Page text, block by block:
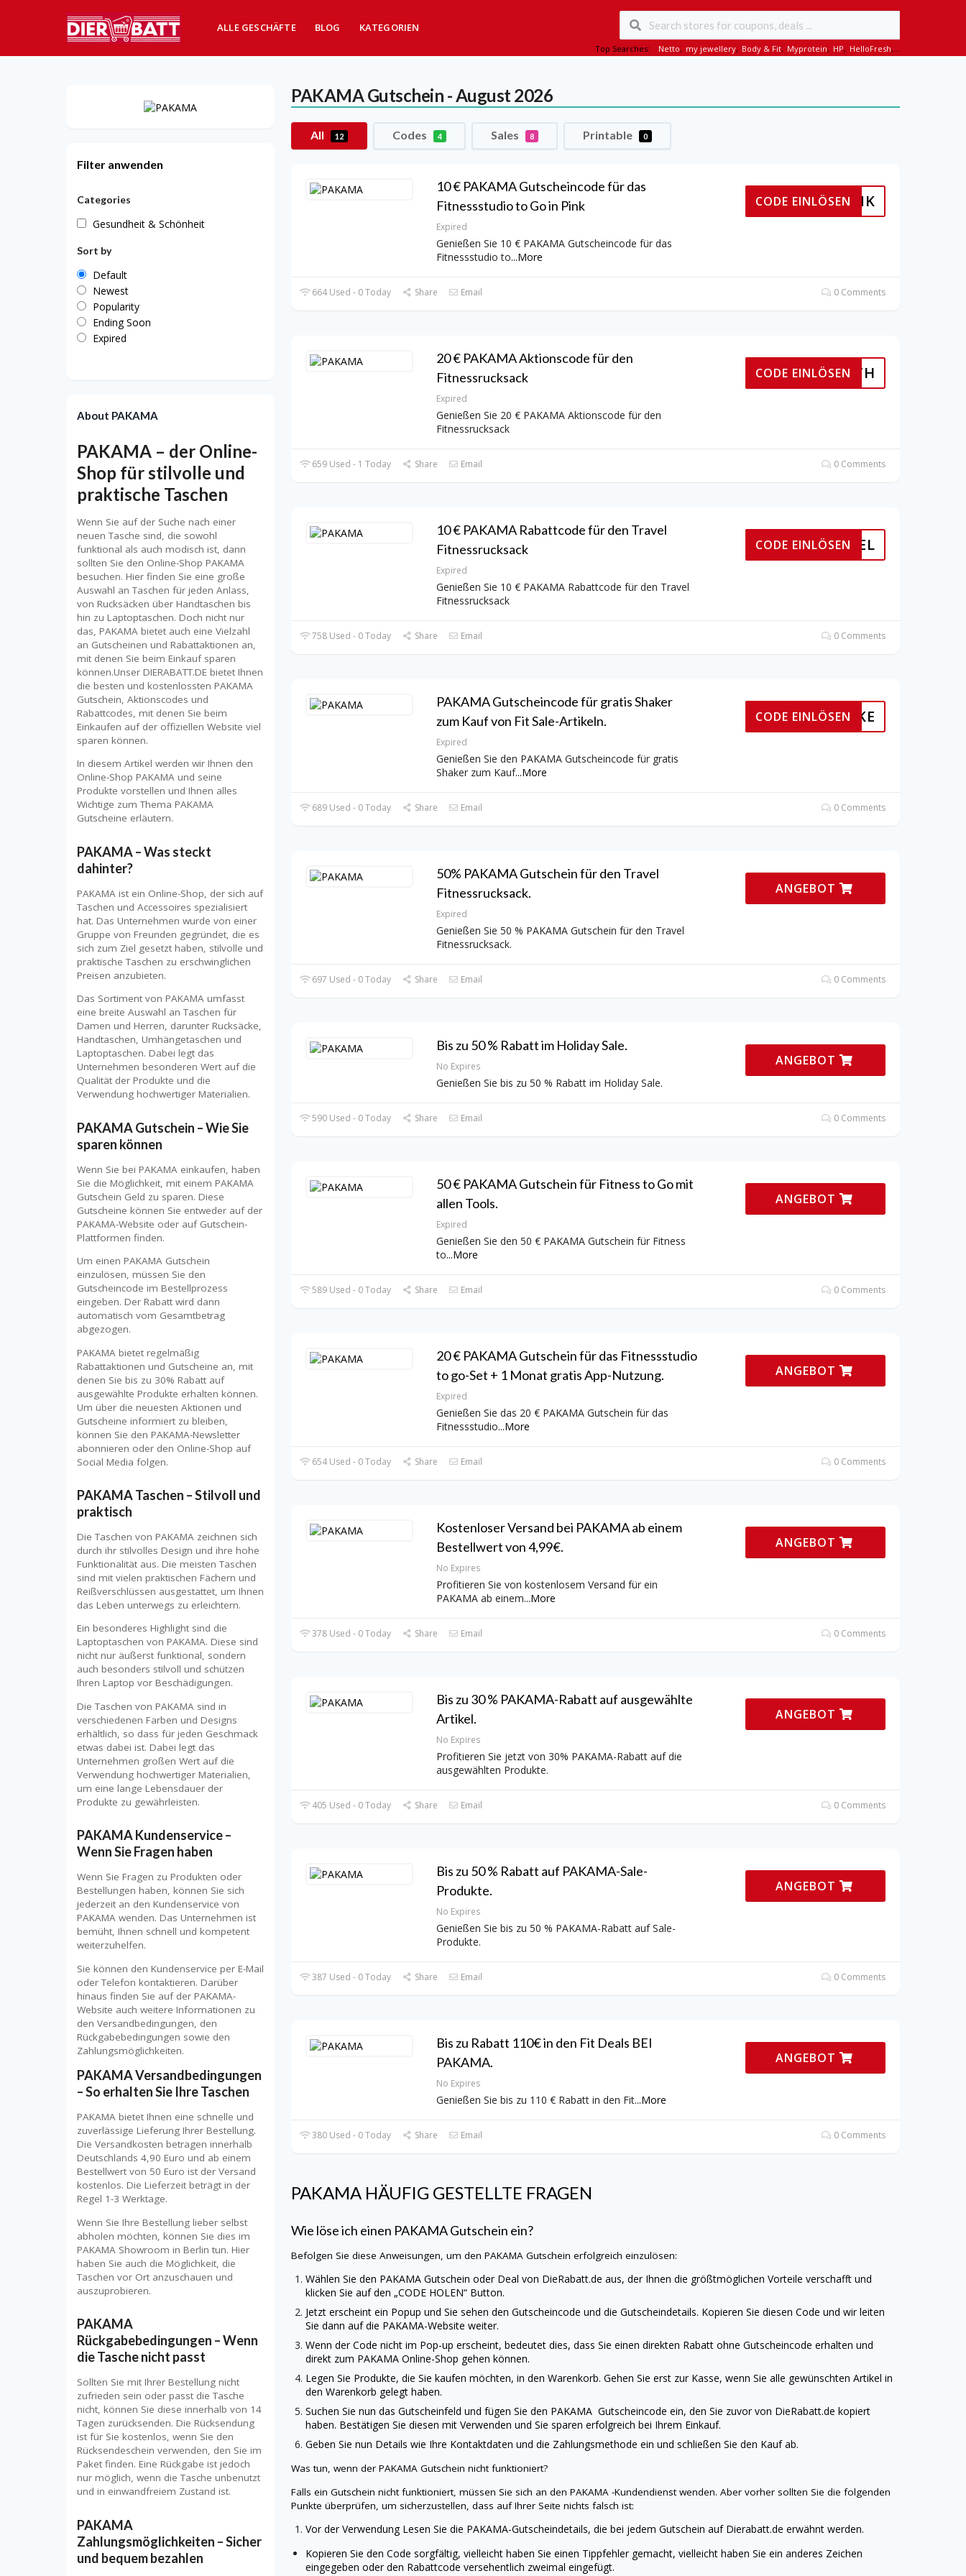
ALLE GESCHÄFTE BLOG KATEGORIEN
Top Searches: Netto, my jewellery, Body & Fit, Myprotein, HP, HelloFresh,...
PAKAMAGutschein - August 2026
All 12 Codes 4 Sales 8 Printable 0
10 € PAKAMA Gutscheincode für das
Fitnessstudio to Go in Pink
Expired
Genießen Sie 10 € PAKAMA Gutscheincode für das
Fitnessstudio to...More
PINK
CODE EINLÖSEN
664 Used - 0 Today Share Email 0 Comments
20 € PAKAMA Aktionscode für den
Fitnessrucksack
Expired
Genießen Sie 20 € PAKAMA Aktionscode für den
Fitnessrucksack
EARTH
CODE EINLÖSEN
659 Used - 1 Today Share Email 0 Comments
10 € PAKAMA Rabattcode für den Travel
Fitnessrucksack
Expired
Genießen Sie 10 € PAKAMA Rabattcode für den Travel
Fitnessrucksack
TRAVEL
CODE EINLÖSEN
758 Used - 0 Today Share Email 0 Comments
PAKAMA Gutscheincode für gratis Shaker
zum Kauf von Fit Sale-Artikeln.
Expired
Genießen Sie den PAKAMA Gutscheincode für gratis
Shaker zum Kauf...More
SHAKE
CODE EINLÖSEN
689 Used - 0 Today Share Email 0 Comments
50% PAKAMA Gutschein für den Travel
Fitnessrucksack.
Expired
Genießen Sie 50 % PAKAMA Gutschein für den Travel
Fitnessrucksack.
ANGEBOT
697 Used - 0 Today Share Email 0 Comments
Bis zu 50 % Rabatt im Holiday Sale.
No Expires
Genießen Sie bis zu 50 % Rabatt im Holiday Sale.
ANGEBOT
590 Used - 0 Today Share Email 0 Comments
50 € PAKAMA Gutschein für Fitness to Go mit
allen Tools.
Expired
Genießen Sie den 50 € PAKAMA Gutschein für Fitness
to...More
ANGEBOT
589 Used - 0 Today Share Email 0 Comments
20 € PAKAMA Gutschein für das Fitnessstudio
to go-Set + 1 Monat gratis App-Nutzung.
Expired
Genießen Sie das 20 € PAKAMA Gutschein für das
Fitnessstudio...More
ANGEBOT
654 Used - 0 Today Share Email 0 Comments
Kostenloser Versand bei PAKAMA ab einem
Bestellwert von 4,99€.
No Expires
Profitieren Sie von kostenlosem Versand für ein
PAKAMA ab einem...More
ANGEBOT
378 Used - 0 Today Share Email 0 Comments
Bis zu 30 % PAKAMA-Rabatt auf ausgewählte
Artikel.
No Expires
Profitieren Sie jetzt von 30% PAKAMA-Rabatt auf die
ausgewählten Produkte.
ANGEBOT
405 Used - 0 Today Share Email 0 Comments
Bis zu 50 % Rabatt auf PAKAMA-Sale-
Produkte.
No Expires
Genießen Sie bis zu 50 % PAKAMA-Rabatt auf Sale-
Produkte.
ANGEBOT
387 Used - 0 Today Share Email 0 Comments
Bis zu Rabatt 110€ in den Fit Deals BEI
PAKAMA.
No Expires
Genießen Sie bis zu 110 € Rabatt in den Fit...More
ANGEBOT
380 Used - 0 Today Share Email 0 Comments
PAKAMA HÄUFIG GESTELLTE FRAGEN
Wie löse ich einen PAKAMAGutschein ein?
Befolgen Sie diese Anweisungen, um denPAKAMAGutschein erfolgreich einzulösen:
Wählen Sie den PAKAMAGutschein oder Deal von DieRabatt.de aus, der Ihnen die größtmöglichen Vorteile verschafft und
klicken Sie auf den „CODE HOLEN“ Button.
Jetzt erscheint ein Popup und Sie sehen den Gutscheincode und die Gutscheindetails. Kopieren Sie diesen Code und wir leiten
Sie dann auf die PAKAMA-Website weiter.
Wenn der Code nicht im Pop-up erscheint, bedeutet dies, dass Sie einen direkten Rabatt ohne Gutscheincode erhalten und
direkt zum PAKAMAOnline-Shop gehen können.
Legen Sie Produkte, die Sie kaufen möchten, in den Warenkorb. Gehen Sie erst zur Kasse, wenn Sie alle gewünschten Artikel in
den Warenkorb gelegt haben.
Suchen Sie nun das Gutscheinfeld und fügen Sie den PAKAMAGutscheincode ein, den Sie zuvor von DieRabatt.de kopiert
haben. Bestätigen Sie diesen mit Verwenden und Sie sparen erfolgreich bei Ihrem Einkauf.
Geben Sie nun Details wie Ihre Kontaktdaten und die Zahlungsmethode ein und schließen Sie den Kauf ab.
Was tun, wenn derPAKAMAGutschein nicht funktioniert?
Falls ein Gutschein nicht funktioniert, müssen Sie sich an denPAKAMA-Kundendienst wenden. Aber vorher sollten Sie die folgenden
Punkte überprüfen, um sicherzustellen, dass auf Ihrer Seite nichts falsch ist:
Vor der Verwendung Lesen Sie die PAKAMA-Gutscheindetails, die bei jedem Gutschein auf Dierabatt.de erwähnt werden.
Kopieren Sie den Code sorgfältig, vielleicht haben Sie einen Tippfehler gemacht, vielleicht haben Sie ein anderes Zeichen
eingegeben oder den Rabattcode versehentlich zweimal eingefügt.
Filter anwenden
Categories
Gesundheit & Schönheit
Sort by
Default
Newest
Popularity
Ending Soon
Expired
About PAKAMA
PAKAMA – der Online-
Shop für stilvolle und
praktische Taschen
Wenn Sie auf der Suche nach einer
neuen Tasche sind, die sowohl
funktional als auch modisch ist, dann
sollten Sie den Online-Shop PAKAMA
besuchen. Hier finden Sie eine große
Auswahl an Taschen für jeden Anlass,
von Rucksäcken über Handtaschen bis
hin zu Laptoptaschen. Doch nicht nur
das, PAKAMA bietet auch eine Vielzahl
an Gutscheinen und Rabattaktionen an,
mit denen Sie beim Einkauf sparen
können.Unser DIERABATT.DE bietet Ihnen
die besten und kostenlossten PAKAMA
Gutschein, Aktionscodes und
Rabattcodes, mit denen Sie beim
Einkaufen auf der offiziellen Website viel
sparen können.
In diesem Artikel werden wir Ihnen den
Online-Shop PAKAMA und seine
Produkte vorstellen und Ihnen alles
Wichtige zum Thema PAKAMA
Gutscheine erläutern.
PAKAMA – Was steckt
dahinter?
PAKAMA ist ein Online-Shop, der sich auf
Taschen und Accessoires spezialisiert
hat. Das Unternehmen wurde von einer
Gruppe von Freunden gegründet, die es
sich zum Ziel gesetzt haben, stilvolle und
praktische Taschen zu erschwinglichen
Preisen anzubieten.
Das Sortiment von PAKAMA umfasst
eine breite Auswahl an Taschen für
Damen und Herren, darunter Rucksäcke,
Handtaschen, Umhängetaschen und
Laptoptaschen. Dabei legt das
Unternehmen besonderen Wert auf die
Qualität der Produkte und die
Verwendung hochwertiger Materialien.
PAKAMA Gutschein – Wie Sie
sparen können
Wenn Sie bei PAKAMA einkaufen, haben
Sie die Möglichkeit, mit einem PAKAMA
Gutschein Geld zu sparen. Diese
Gutscheine können Sie entweder auf der
PAKAMA-Website oder auf Gutschein-
Plattformen finden.
Um einen PAKAMA Gutschein
einzulösen, müssen Sie den
Gutscheincode im Bestellprozess
eingeben. Der Rabatt wird dann
automatisch vom Gesamtbetrag
abgezogen.
PAKAMA bietet regelmäßig
Rabattaktionen und Gutscheine an, mit
denen Sie bis zu 30% Rabatt auf
ausgewählte Produkte erhalten können.
Um über die neuesten Aktionen und
Gutscheine informiert zu bleiben,
können Sie den PAKAMA-Newsletter
abonnieren oder den Online-Shop auf
Social Media folgen.
PAKAMA Taschen – Stilvoll und
praktisch
Die Taschen von PAKAMA zeichnen sich
durch ihr stilvolles Design und ihre hohe
Funktionalität aus. Die meisten Taschen
sind mit vielen praktischen Fächern und
Reißverschlüssen ausgestattet, um Ihnen
das Leben unterwegs zu erleichtern.
Ein besonderes Highlight sind die
Laptoptaschen von PAKAMA. Diese sind
nicht nur äußerst funktional, sondern
auch besonders stilvoll und schützen
Ihren Laptop vor Beschädigungen.
Die Taschen von PAKAMA sind in
verschiedenen Farben und Designs
erhältlich, so dass für jeden Geschmack
etwas dabei ist. Dabei legt das
Unternehmen großen Wert auf die
Verwendung hochwertiger Materialien,
um eine lange Lebensdauer der
Produkte zu gewährleisten.
PAKAMA Kundenservice –
Wenn Sie Fragen haben
Wenn Sie Fragen zu Produkten oder
Bestellungen haben, können Sie sich
jederzeit an den Kundenservice von
PAKAMA wenden. Das Unternehmen ist
bemüht, Ihnen schnell und kompetent
weiterzuhelfen.
Sie können den Kundenservice per E-Mail
oder Telefon kontaktieren. Darüber
hinaus finden Sie auf der PAKAMA-
Website auch weitere Informationen zu
den Versandbedingungen, den
Rückgabebedingungen sowie den
Zahlungsmöglichkeiten.
PAKAMA Versandbedingungen
– So erhalten Sie Ihre Taschen
PAKAMA bietet Ihnen eine schnelle und
zuverlässige Lieferung Ihrer Bestellung.
Die Versandkosten betragen innerhalb
Deutschlands 4,90 Euro und ab einem
Bestellwert von 50 Euro ist der Versand
kostenlos. Die Lieferzeit beträgt in der
Regel 1-3 Werktage.
Wenn Sie Ihre Bestellung lieber selbst
abholen möchten, können Sie dies im
PAKAMA Showroom in Berlin tun. Hier
haben Sie auch die Möglichkeit, die
Taschen vor Ort anzuschauen und
auszuprobieren.
PAKAMA
Rückgabebedingungen – Wenn
die Tasche nicht passt
Sollten Sie mit Ihrer Bestellung nicht
zufrieden sein oder passt die Tasche
nicht, können Sie diese innerhalb von 14
Tagen zurücksenden. Die Rücksendung
ist für Sie kostenlos, wenn Sie den
Rücksendeschein verwenden, den Sie im
Paket finden. Eine Rückgabe ist jedoch
nur möglich, wenn die Tasche unbenutzt
und in einwandfreiem Zustand ist.
PAKAMA
Zahlungsmöglichkeiten – Sicher
und bequem bezahlen